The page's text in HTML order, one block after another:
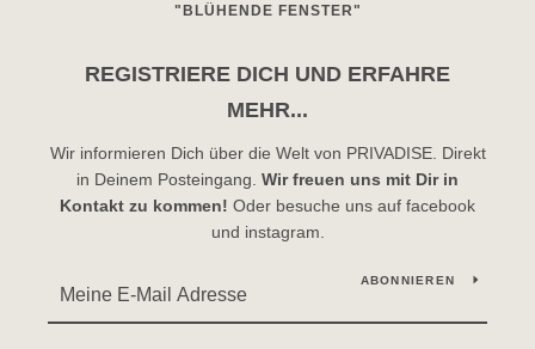
"BLÜHENDE FENSTER"
REGISTRIERE DICH UND ERFAHRE
MEHR...
Wir informieren Dich über die Welt von PRIVADISE. Direkt
in Deinem Posteingang. Wir freuen uns mit Dir in
Kontakt zu kommen! Oder besuche uns auf facebook
und instagram.
ABONNIEREN